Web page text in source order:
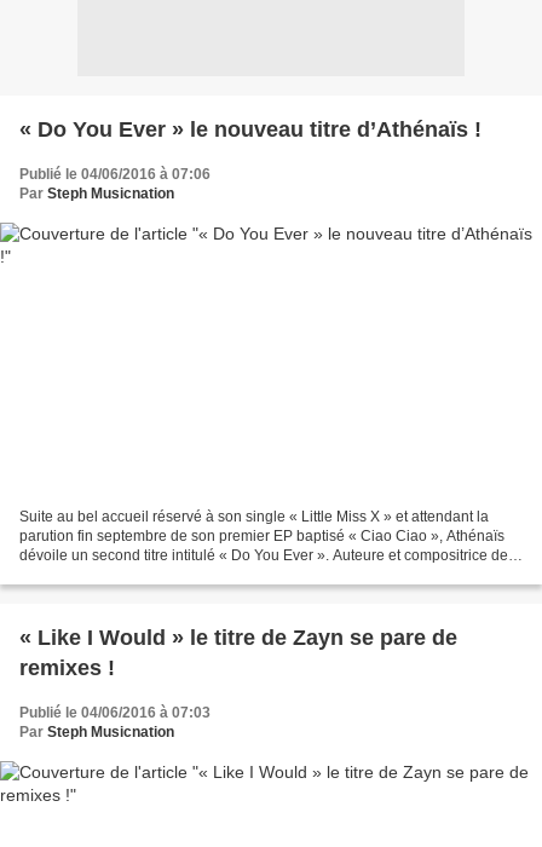
« Do You Ever » le nouveau titre d’Athénaïs !
Publié le 04/06/2016 à 07:06
Par Steph Musicnation
Suite au bel accueil réservé à son single « Little Miss X » et attendant la
parution fin septembre de son premier EP baptisé « Ciao Ciao », Athénaïs
dévoile un second titre intitulé « Do You Ever ». Auteure et compositrice de
« Like I Would » le titre de Zayn se pare de
remixes !
Publié le 04/06/2016 à 07:03
Par Steph Musicnation